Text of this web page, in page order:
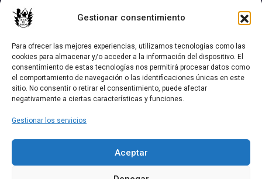
Gestionar consentimiento
Para ofrecer las mejores experiencias, utilizamos tecnologías como las
cookies para almacenar y/o acceder a la información del dispositivo. El
consentimiento de estas tecnologías nos permitirá procesar datos como
el comportamiento de navegación o las identificaciones únicas en este
sitio. No consentir o retirar el consentimiento, puede afectar
negativamente a ciertas características y funciones.
Gestionar los servicios
Aceptar
Suscribirse
Tags
Aquel disco Biografias chicas Listas
Discos
¿Te Acuerdas?